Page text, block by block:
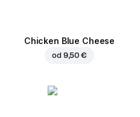
Chicken Blue Cheese
od 9,50 €